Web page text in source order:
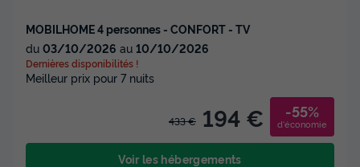
MOBILHOME 4 personnes - CONFORT - TV
du 03/10/2026 au 10/10/2026
Meilleur prix pour 7 nuits
Dernières disponibilités !
433 € 194 € -55%
d'économie
Voir les hébergements